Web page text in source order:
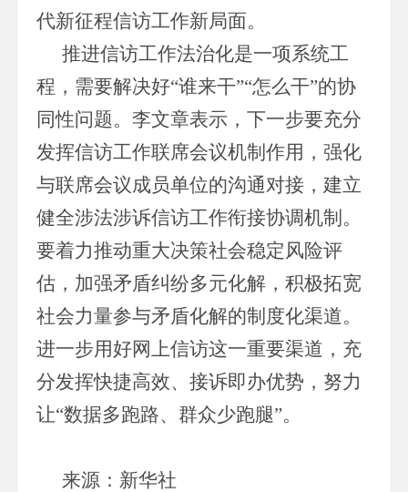
代新征程信访工作新局面。
推进信访工作法治化是一项系统工
程，需要解决好“谁来干”“怎么干”的协
同性问题。李文章表示，下一步要充分
发挥信访工作联席会议机制作用，强化
与联席会议成员单位的沟通对接，建立
健全涉法涉诉信访工作衔接协调机制。
要着力推动重大决策社会稳定风险评
估，加强矛盾纠纷多元化解，积极拓宽
社会力量参与矛盾化解的制度化渠道。
进一步用好网上信访这一重要渠道，充
分发挥快捷高效、接诉即办优势，努力
让“数据多跑路、群众少跑腿”。
来源：新华社